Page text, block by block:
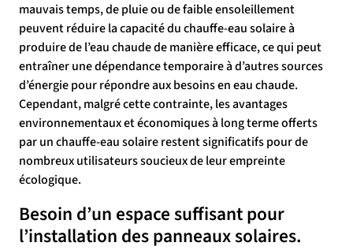
mauvais temps, de pluie ou de faible ensoleillement
peuvent réduire la capacité du chauffe-eau solaire à
produire de l’eau chaude de manière efficace, ce qui peut
entraîner une dépendance temporaire à d’autres sources
d’énergie pour répondre aux besoins en eau chaude.
Cependant, malgré cette contrainte, les avantages
environnementaux et économiques à long terme offerts
par un chauffe-eau solaire restent significatifs pour de
nombreux utilisateurs soucieux de leur empreinte
écologique.
Besoin d’un espace suffisant pour
l’installation des panneaux solaires.